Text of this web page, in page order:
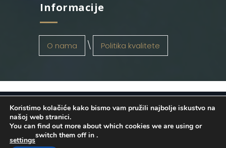
Informacije
O nama Politika kvalitete
OSATINA GRUPA d.o.o. 2026
. Configured
byINFOS Osijek. Sva prava pridržana.
Koristimo kolačiće kako bismo vam pružili najbolje iskustvo na
našoj web stranici.
You can find out more about which cookies we are using or
switch them off in
settings
.